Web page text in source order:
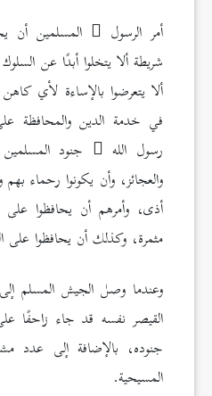
أمر الرسول
المسلمين أن
شريطة ألا يتخلوا أبدًا عن
ألا يتعرضوا بالإساءة لأي
في خدمة الدين والمحافظة
رسول الله
جنود المسلمين
والعجائز، وأن يكونوا رحماء
أذى، وأمرهم أن يحافظوا على
مثمرة، وكذلك أن يحافظوا على
وعندما وصل الجيش المسلم
القيصر نفسه قد جاء زاحفًا
جنوده، بالإضافة إلى عدد
المسيحية.